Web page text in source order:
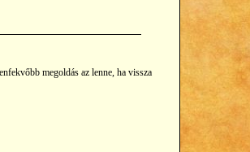
megoldás az lenne, ha vissza